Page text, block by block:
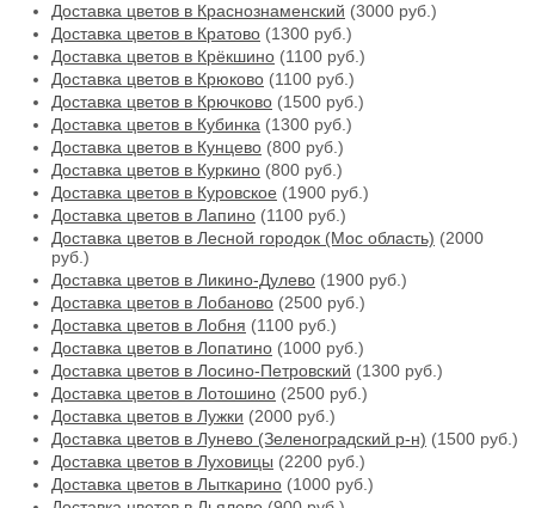
Доставка цветов в Краснознаменский (3000 руб.)
Доставка цветов в Кратово (1300 руб.)
Доставка цветов в Крёкшино (1100 руб.)
Доставка цветов в Крюково (1100 руб.)
Доставка цветов в Крючково (1500 руб.)
Доставка цветов в Кубинка (1300 руб.)
Доставка цветов в Кунцево (800 руб.)
Доставка цветов в Куркино (800 руб.)
Доставка цветов в Куровское (1900 руб.)
Доставка цветов в Лапино (1100 руб.)
Доставка цветов в Лесной городок (Мос область) (2000
руб.)
Доставка цветов в Ликино-Дулево (1900 руб.)
Доставка цветов в Лобаново (2500 руб.)
Доставка цветов в Лобня (1100 руб.)
Доставка цветов в Лопатино (1000 руб.)
Доставка цветов в Лосино-Петровский (1300 руб.)
Доставка цветов в Лотошино (2500 руб.)
Доставка цветов в Лужки (2000 руб.)
Доставка цветов в Лунево (Зеленоградский р-н) (1500 руб.)
Доставка цветов в Луховицы (2200 руб.)
Доставка цветов в Лыткарино (1000 руб.)